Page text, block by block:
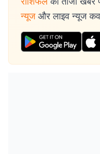
न्यूज और लाइव न्यूज